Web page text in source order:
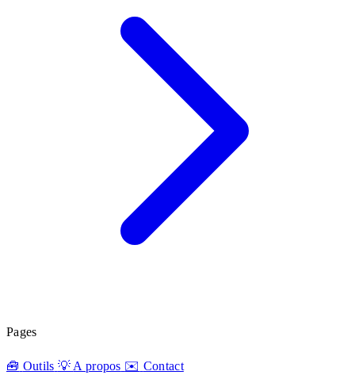
Pages
🧰 Outils 💡 A propos ✉️ Contact